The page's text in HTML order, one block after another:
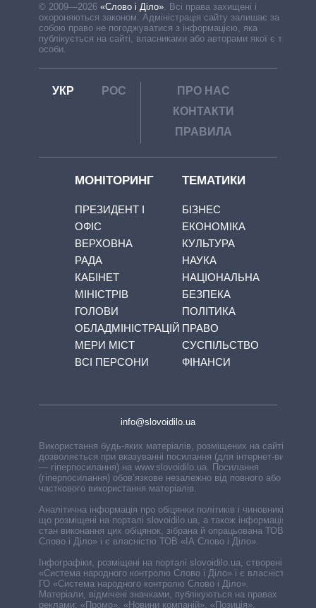
© 2009—2026 «Слово і Діло» Всі права захищені і
охороняються законом. Адміністрація сайту залишає за
собою право не погоджуватися з інформацією, яка
публікується на сайті, власниками або авторами якої є треті
особи.
УКР РОС
ПРО НАС
КОНТАКТИ
ПРАВИЛА
МОНІТОРИНГ
ПРЕЗИДЕНТ І
ОФІС
ВЕРХОВНА
РАДА
КАБІНЕТ
МІНІСТРІВ
ГОЛОВИ
ОБЛАДМІНІСТРАЦІЙ
МЕРИ МІСТ
ВСІ ПЕРСОНИ
ТЕМАТИКИ
БІЗНЕС
ЕКОНОМІКА
КУЛЬТУРА
НАУКА
НАЦІОНАЛЬНА
БЕЗПЕКА
ПОЛІТИКА
ПРАВО
СУСПІЛЬСТВО
ФІНАНСИ
info@slovoidilo.ua
Використання будь-яких матеріалів, розміщених на сайті,
дозволяється при вказуванні посилання (для інтернет-видань
— гіперпосилання) на www.slovoidilo.ua. Посилання
(гіперпосилання) обов’язкове незалежно від повного або
часткового використання матеріалів.
Аналітична інформація про обіцянки політиків і чиновників,
що розміщені на порталі slovoidilo.ua, а також інформація про
стан виконання цих обіцянок, зібрана й опрацьована ТОВ «ІА
Слово і Діло» і є власністю ТОВ «ІА Слово і Діло».
Інфографіки, розміщені на порталі slovoidilo.ua, створені ГО
«Система народного контролю Слово і Діло» і є власністю
ГО «Система народного контролю Слово і Діло».
Матеріали, відмічені значками, публікуються на правах
реклами: «Промо», «Новини компаній», «Позиція»,